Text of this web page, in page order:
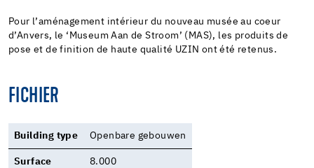
Pour l’aménagement intérieur du nouveau musée au coeur
d’Anvers, le ‘Museum Aan de Stroom’ (MAS), les produits de
pose et de finition de haute qualité UZIN ont été retenus.
FICHIER
Building type Openbare gebouwen
Surface 8.000